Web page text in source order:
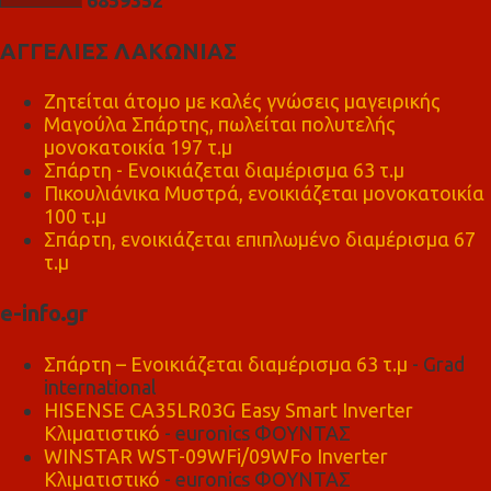
ΑΓΓΕΛΙΕΣ ΛΑΚΩΝΙΑΣ
Ζητείται άτομο με καλές γνώσεις μαγειρικής
Μαγούλα Σπάρτης, πωλείται πολυτελής
μονοκατοικία 197 τ.μ
Σπάρτη - Ενοικιάζεται διαμέρισμα 63 τ.μ
Πικουλιάνικα Μυστρά, ενοικιάζεται μονοκατοικία
100 τ.μ
Σπάρτη, ενοικιάζεται επιπλωμένο διαμέρισμα 67
τ.μ
e-info.gr
Σπάρτη – Ενοικιάζεται διαμέρισμα 63 τ.μ - Grad
international
HISENSE CA35LR03G Easy Smart Inverter
Κλιματιστικό - euronics ΦΟΥΝΤΑΣ
WINSTAR WST-09WFi/09WFo Inverter
Κλιματιστικό - euronics ΦΟΥΝΤΑΣ